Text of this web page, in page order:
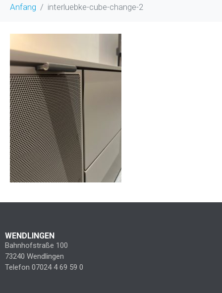
Anfang interluebke-cube-change-2
WENDLINGEN
Bahnhofstraße 100
73240 Wendlingen
Telefon 07024 4 69 59 0